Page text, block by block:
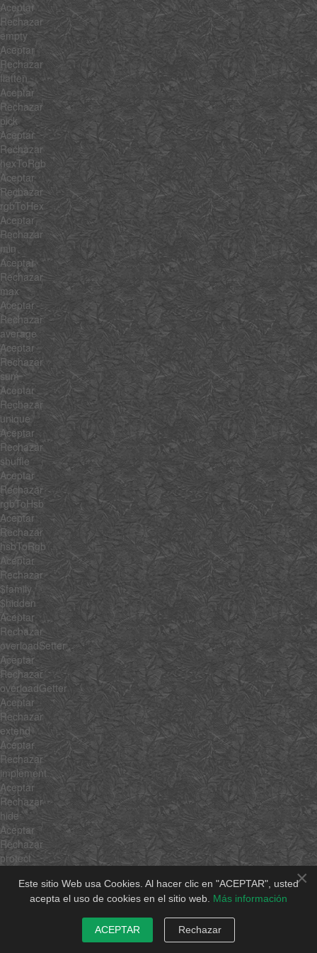
×
Este sitio Web usa Cookies. Al hacer clic en "ACEPTAR", usted
acepta el uso de cookies en el sitio web. Más información
ACEPTAR Rechazar
Aceptar
Rechazar
empty
Aceptar
Rechazar
flatten
Aceptar
Rechazar
pick
Aceptar
Rechazar
hexToRgb
Aceptar
Rechazar
rgbToHex
Aceptar
Rechazar
min
Aceptar
Rechazar
max
Aceptar
Rechazar
average
Aceptar
Rechazar
sum
Aceptar
Rechazar
unique
Aceptar
Rechazar
shuffle
Aceptar
Rechazar
rgbToHsb
Aceptar
Rechazar
hsbToRgb
Aceptar
Rechazar
$family
$hidden
Aceptar
Rechazar
overloadSetter
Aceptar
Rechazar
overloadGetter
Aceptar
Rechazar
extend
Aceptar
Rechazar
implement
Aceptar
Rechazar
hide
Aceptar
Rechazar
protect
Rechazar
attempt